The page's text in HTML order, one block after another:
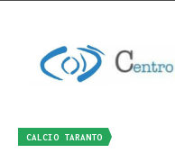
CALCIO TARANTO